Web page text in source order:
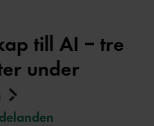
till AI – tre
under